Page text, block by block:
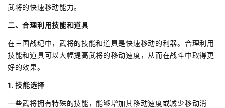
武将的快速移动能力。
二、合理利用技能和道具
在三国战纪中，武将的技能和道具是快速移动的利器。合理利用
技能和道具可以大幅提高武将的移动速度，从而在战斗中取得更
好的效果。
1. 技能选择
一些武将拥有特殊的技能，能够增加其移动速度或减少移动消